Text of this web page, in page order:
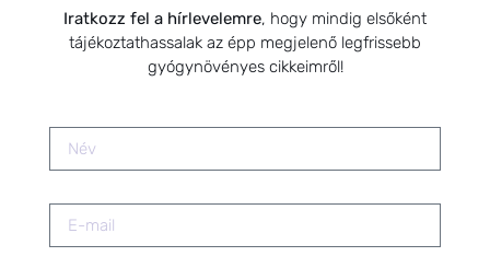
Küldetésem a gyógynövények hatékony
alkalmazásának oktatása, a gyermekek, a nők és a
férfiak egészségének megőrzése és helyreállítása.
HÍRLEVÉL FELIRATKOZÁS
Iratkozz fel a hírlevelemre, hogy mindig elsőként
tájékoztathassalak az épp megjelenő legfrissebb
gyógynövényes cikkeimről!